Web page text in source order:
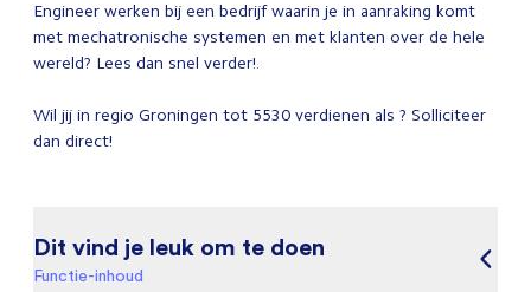
Engineer werken bij een bedrijf waarin je in aanraking komt
met mechatronische systemen en met klanten over de hele
wereld? Lees dan snel verder!.
Wil jij in regio Groningen tot 5530 verdienen als ? Solliciteer
dan direct!
Dit vind je leuk om te doen
Functie-inhoud